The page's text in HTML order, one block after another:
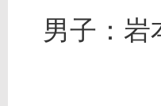
男子：